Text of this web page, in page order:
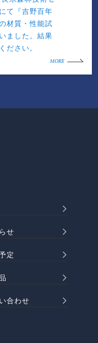
て『吉野百年
材質・性能試
ました。結果
ださい。
MORE
せ
定
合わせ